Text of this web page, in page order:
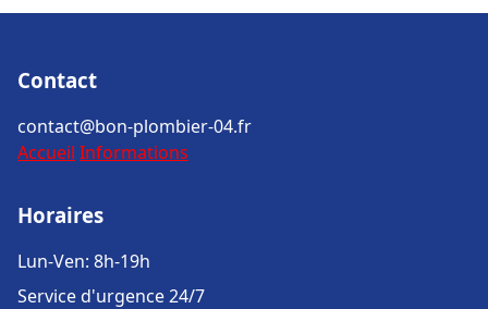
Contact
contact@bon-plombier-04.fr
Accueil Informations
Horaires
Lun-Ven: 8h-19h
Service d'urgence 24/7